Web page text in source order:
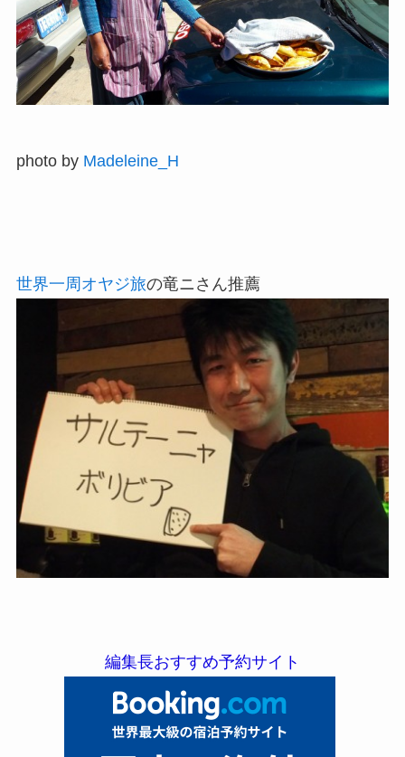
photo by Madeleine_H
世界一周オヤジ旅の竜ニさん推薦
編集長おすすめ予約サイト